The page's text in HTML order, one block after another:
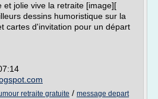
et jolie vive la retraite [image][
dessins humoristique sur la
cartes d'invitation pour un départ
retraite gratuite / message depart